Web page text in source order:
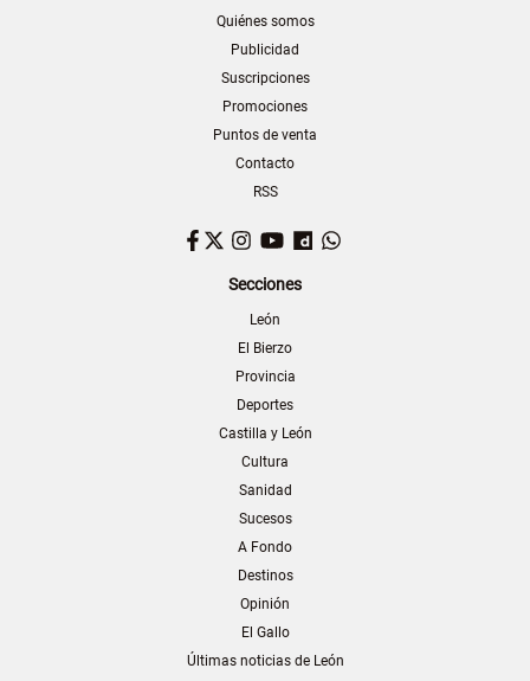
Quiénes somos
Publicidad
Suscripciones
Promociones
Puntos de venta
Contacto
RSS
Facebook
TwitterInstagram
YouTubeDailymotion
Secciones
León
El Bierzo
Provincia
Deportes
Castilla y León
Cultura
Sanidad
Sucesos
A Fondo
Destinos
Opinión
El Gallo
Últimas noticias de León